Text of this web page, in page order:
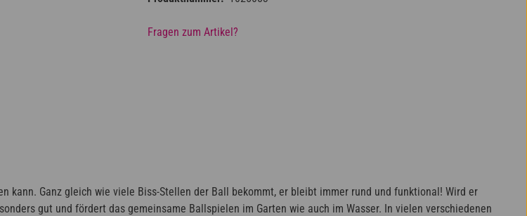
Fragen zum Artikel?
kann. Ganz gleich wie viele Biss-Stellen der Ball bekommt, er bleibt immer rund und funktional! Wird er
gut und fördert das gemeinsame Ballspielen im Garten wie auch im Wasser. In vielen verschiedenen